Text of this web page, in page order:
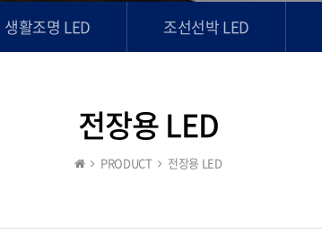
생활조명 LED 조선선박 LED
전장용 LED
PRODUCT 전장용 LED